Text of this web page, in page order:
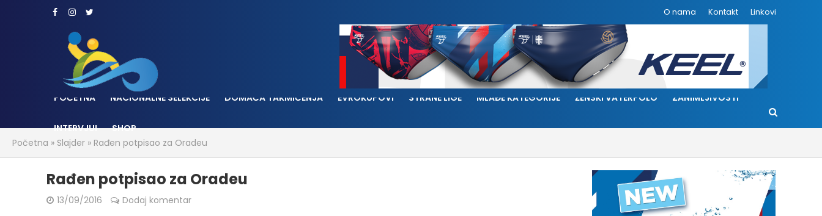
O nama Kontakt Linkovi
POČETNA NACIONALNE SELEKCIJE DOMAĆA TAKMIČENJA EVROKUPOVI STRANE LIGE MLAĐE KATEGORIJE ŽENSKI VATERPOLO ZANIMLJIVOSTI
INTERVJUI
SHOP
Početna » Slajder » Rađen potpisao za Oradeu
Rađen potpisao za Oradeu
13/09/2016 Dodaj komentar